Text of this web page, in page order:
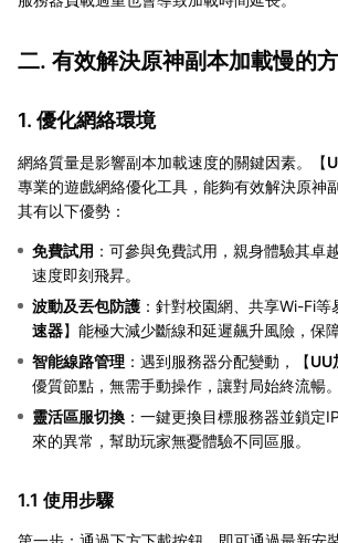
二. 有效解決原神副本加載慢的
1. 優化網絡環境
網絡質量是影響副本加載速度的關鍵因素。【
專業的遊戲網絡優化工具，能夠有效解決原神
其有以下優勢：
免費試用 ：可參與免費試用，親身體驗其卓
速度即刻飛昇。
波動及丟包防護 ：針對校園網、共享Wi-Fi等
速器】能極大減少斷線和延遲飆升風險，保
智能線路管理 ：遇到服務器分配變動，【UU
優質節點，無需手動操作，讓對局始終流暢。
靈活區服切換 ：一鍵更換目標服務器並鎖定
來的異常，幫助玩家無憂體驗不同區服。
1.1 使用步驟